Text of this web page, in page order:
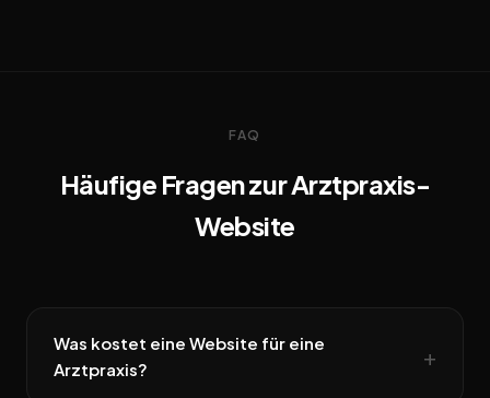
FAQ
Häufige Fragen zur Arztpraxis-
Website
Was kostet eine Website für eine
Arztpraxis?